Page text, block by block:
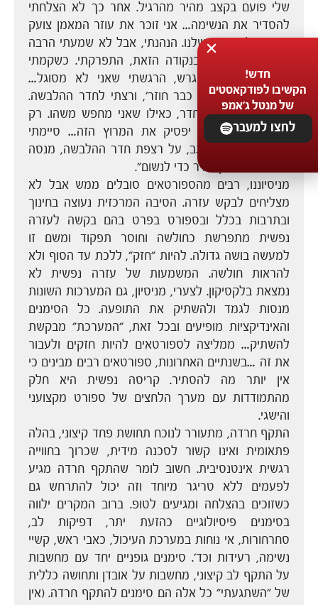
שלי פועם בקצב מהיר מהרגיל. אחר כך לא הצלחתי
להסדיר את הנשימה… אני זוכר את עוזר המאמן צועק
משהו על ההגנה שלנו. הנהנתי, אבל לא שמעתי הרבה
ממה שהוא אמר. בנקודה הזאת, התפרקתי. כשקמתי
ועמדתי לחזור למגרש, הרגשתי שאני לא מסוגל…
אמרתי למאמן 'אני כבר חוזר', ורצתי לחדר ההלבשה.
רצתי שם מחדר לחדר, כאילו שאני מחפש משהו. רק
קיוויתי שהלב שלי יפסיק את המרוץ הזה… סיימתי
כשאני שוכב על הגב, על רצפת חדר ההלבשה, מנסה
להכניס מספיק אוויר כדי לנשום".
מניסיוננו, רבים מהספורטאים סובלים ממש אבל לא
מצליחים לבקש עזרה. הסיבה המרכזית נעוצה בחינוך
ובתרבות בכלל ובספורט בפרט בהם בקשה לעזרה
נפשית מתפרשת כחולשה וחוסר תפקוד ומשם זו
למעשה בושה גדולה. להיות "חזק", ללכת עד הסוף ולא
להראות חולשה. המשמעות של עזרה נפשית לא
נמצאת בלקסיקון. לצערי, מניסיון, גם המערכות השונות
מנסות לגמד ולהשתיק את התופעה. כל הסימנים
והאינדיקציות מופיעים ובכל זאת, "המערכת" מבקשת
להשתיק… ממליצה לספורטאים להיות חזקים ולעבור
את זה …בשנתיים האחרונות, ספורטאים רבים מבינים כי
אין יותר מה להסתיר. קריסה נפשית היא חלק
מהתמודדות עם מערך הלחצים של ספורט מקצועני
והישגי.
התקף חרדה, מתעורר לנוכח תחושת פחד קיצוני, בהלה
פתאומית ואינו קשור לסכנה מידית, שכרוך בחווייה
רגשית אינטנסיבית. חשוב לומר שהתקף חרדה מגיע
לפעמים ללא טריגר מיוחד וזה יכול להתרחש גם
כשזוכים בהצלחה ומגיעים לטופ. ברוב המקרים ילווה
בסימנים פיסיולוגיים כהזעת יתר, דפיקות לב,
סחרחורות, אי נוחות במערכת העיכול, כאבי ראש, קשיי
נשימה, רעידות וכד'. סימנים גופניים יחד עם מחשבות
על התקף לב קיצוני, מחשבות על אובדן ותחושה כללית
של "השתגעתי" כל אלה הם סימנים להתקף חרדה. (אין
חדש!
הקשיבו לפודקאסטים
של מנטל ג'אמפ
לחצו למעבר